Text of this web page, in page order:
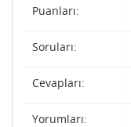
Puanları:
Soruları:
Cevapları:
Yorumları: